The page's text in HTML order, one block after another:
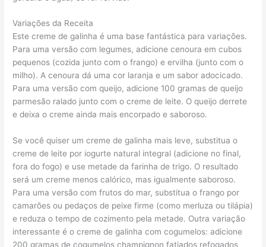
Variações da Receita
Este creme de galinha é uma base fantástica para variações.
Para uma versão com legumes, adicione cenoura em cubos
pequenos (cozida junto com o frango) e ervilha (junto com o
milho). A cenoura dá uma cor laranja e um sabor adocicado.
Para uma versão com queijo, adicione 100 gramas de queijo
parmesão ralado junto com o creme de leite. O queijo derrete
e deixa o creme ainda mais encorpado e saboroso.
Se você quiser um creme de galinha mais leve, substitua o
creme de leite por iogurte natural integral (adicione no final,
fora do fogo) e use metade da farinha de trigo. O resultado
será um creme menos calórico, mas igualmente saboroso.
Para uma versão com frutos do mar, substitua o frango por
camarões ou pedaços de peixe firme (como merluza ou tilápia)
e reduza o tempo de cozimento pela metade. Outra variação
interessante é o creme de galinha com cogumelos: adicione
200 gramas de cogumelos champignon fatiados refogados